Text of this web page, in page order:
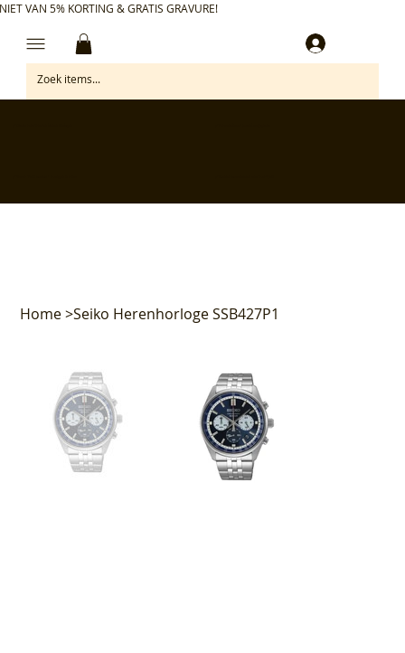
VAN 5% KORTING & GRATIS GRAVURE!
Home>Seiko Herenhorloge SSB427P1